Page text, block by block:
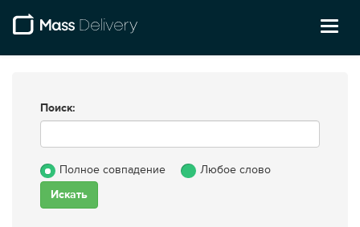
Поиск:
Полное совпадение Любое слово